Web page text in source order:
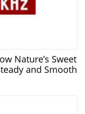
Nature’s Sweet
and Smooth